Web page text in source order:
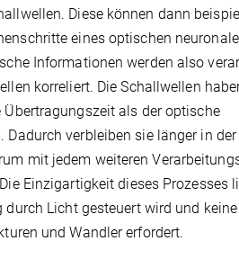
Diese können dann
eines optischen
Informationen werden also
korreliert. Die Schallwellen
als der optische
Dadurch verbleiben sie länger in
mit jedem weiteren
Einzigartigkeit dieses Prozesses
durch Licht gesteuert wird und keine
und Wandler erfordert.